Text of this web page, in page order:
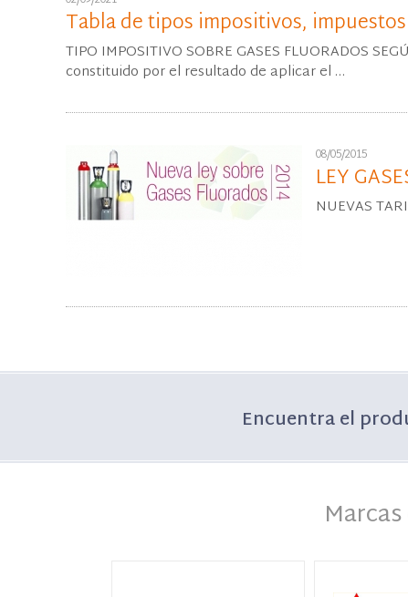
Tabla de tipos impositivos,
TIPO IMPOSITIVO SOBRE GASES FLUORADOS
constituido por el resultado de aplicar el …
08/05/2015
LEY
NUEVAS
Encuentra el